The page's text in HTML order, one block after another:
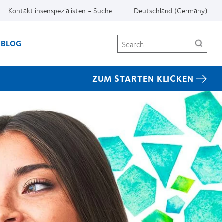
Kontaktlinsenspezialisten - Suche Deutschland (Germany)
BLOG Search
ZUM STARTEN KLICKEN